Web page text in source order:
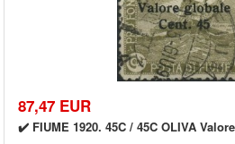
87,47 EUR
✔️ FIUME 1920. 45C / 45C OLIVA